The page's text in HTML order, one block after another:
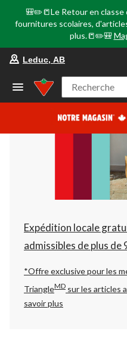
🎒✏️📒Le Retour en classe
fournitures scolaires,
plus.📒✏️🎒
Leduc, AB
Recherche
Expédition locale
admissibles de plus de
*Offre exclusive pour les
TriangleMD sur les articles
savoir plus